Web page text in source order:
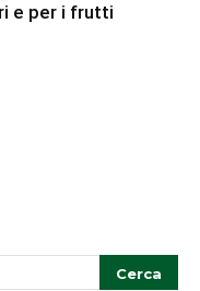
e per i frutti